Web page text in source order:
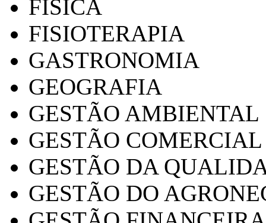
FÍSICA
FISIOTERAPIA
GASTRONOMIA
GEOGRAFIA
GESTÃO AMBIENTAL
GESTÃO COMERCIAL
GESTÃO DA
GESTÃO DO